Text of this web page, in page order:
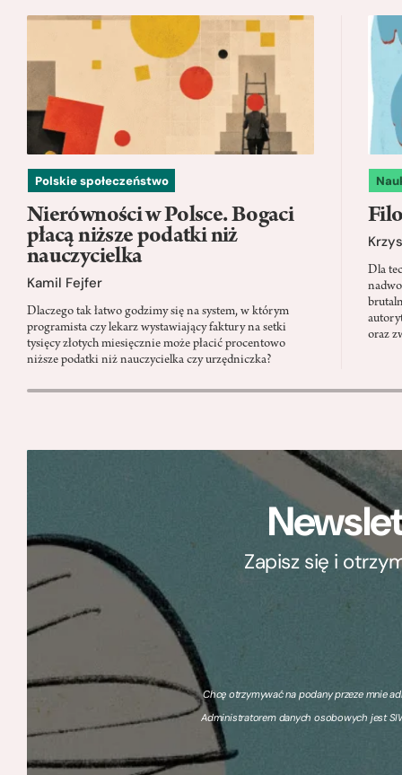
Polskie społeczeństwo
Nierówności w Polsce. Bogaci
płacą niższe podatki niż
nauczycielka
Kamil Fejfer
Dlaczego tak łatwo godzimy się na system, w którym
programista czy lekarz wystawiający faktury na setki
tysięcy złotych miesięcznie może płacić procentowo
niższe podatki niż nauczycielka czy urzędniczka?
Dla
oraz
Zapisz się i
Chcę otrzymywać na podany przeze mnie
Administratorem danych osobowych jest